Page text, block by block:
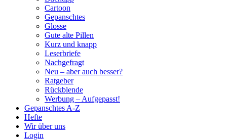
Cartoon
Gepanschtes
Glosse
Gute alte Pillen
Kurz und knapp
Leserbriefe
Nachgefragt
Neu – aber auch besser?
Ratgeber
Rückblende
Werbung – Aufgepasst!
Gepanschtes A-Z
Hefte
Wir über uns
Login